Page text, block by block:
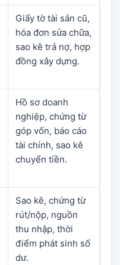
Giấy tờ tài sản cũ,
hóa đơn sửa chữa,
sao kê trả nợ, hợp
đồng xây dựng.
Hồ sơ doanh
nghiệp, chứng từ
góp vốn, báo cáo
tài chính, sao kê
chuyển tiền.
Sao kê, chứng từ
rút/nộp, nguồn
thu nhập, thời
điểm phát sinh số
dư.